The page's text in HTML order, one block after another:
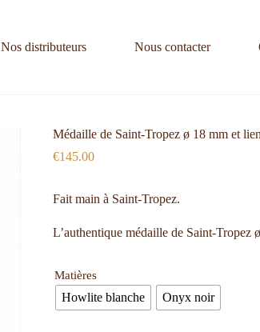
Nos distributeurs Nous contacter
Médaille de Saint-Tropez ø 18 mm et
€145.00
Fait main à Saint-Tropez.
L’authentique médaille de Saint-Tropez
Matières
Howlite blanche Onyx noir